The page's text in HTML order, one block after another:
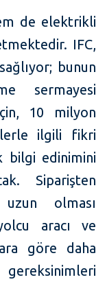
de elektrikli
IFC,
bunun
sermayesi
10 milyon
ilgili fikri
bilgi edinimini
Siparişten
olması
aracı ve
göre daha